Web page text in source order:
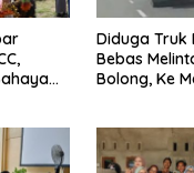
Diduga Truk
Bebas
Bolong, Ke